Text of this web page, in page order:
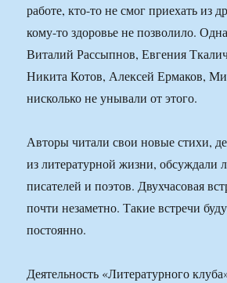
работе, кто-то не смог приехать из
кому-то здоровье не позволило.
Виталий Рассыпнов, Евгения
Никита Котов, Алексей Ермаков,
нисколько не унывали от этого.
Авторы читали свои новые стихи,
из литературной жизни,
писателей и поэтов. Двухчасовая
почти незаметно. Такие встречи
постоянно.
Деятельность «Литературного